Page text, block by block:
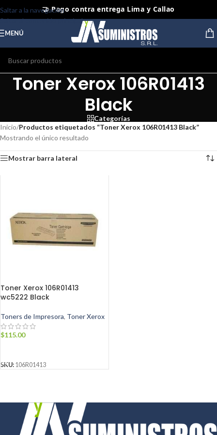
Saltar a la navegación
Saltar al contenido principal
🤝 Pago contra entrega Lima y Callao
⭐ Productos Originales y Nuevos
MENÚ
Toner Xerox 106R01413
Black
Categorías
Inicio/Productos etiquetados “Toner Xerox 106R01413 Black”
Mostrando el único resultado
Mostrar barra lateral
Toner Xerox 106R01413
wc5222 Black
Toners de Impresora, Toner Xerox
$115.00
SKU: 106R01413